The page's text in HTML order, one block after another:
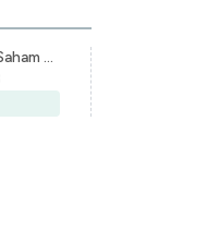
Indeks Saham Syariah Indonesia